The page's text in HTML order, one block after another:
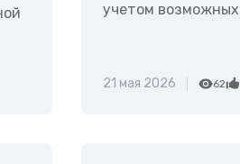
учетом возможных
21 мая 2026 62